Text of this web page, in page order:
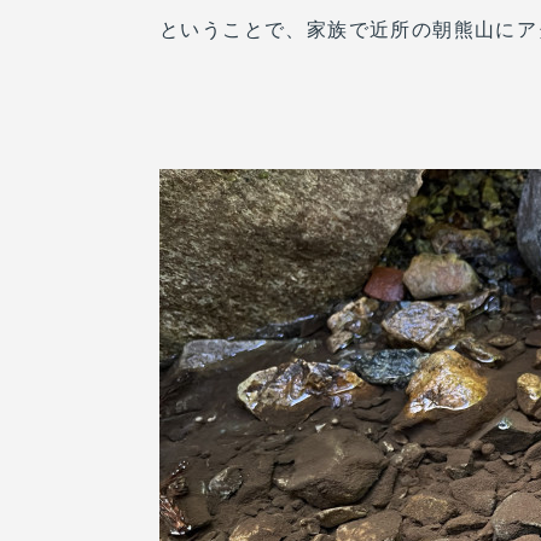
ということで、家族で近所の朝熊山に